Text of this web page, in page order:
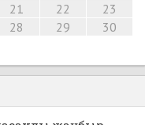
21 22
23
28 29
30